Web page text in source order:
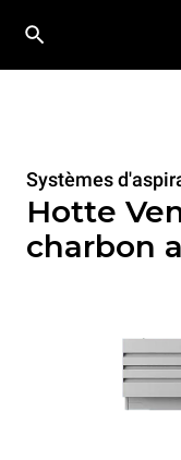
Systèmes
Hotte
charbon